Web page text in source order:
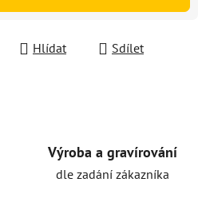
Hlídat Sdílet
Výroba a gravírování
dle zadání zákazníka